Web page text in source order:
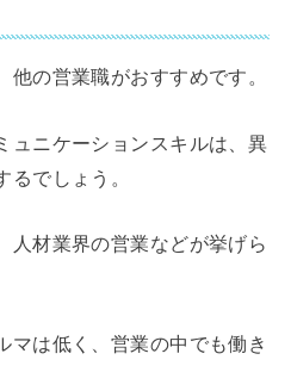
の営業職がおすすめです。
ュニケーションスキルは、異
でしょう。
人材業界の営業などが挙げら
マは低く、営業の中でも働き